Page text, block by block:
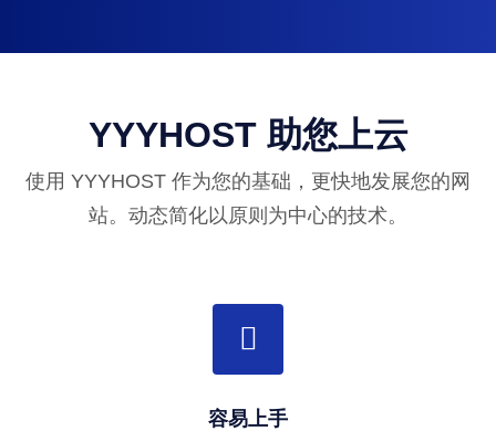
YYYHOST 助您上云
使用 YYYHOST 作为您的基础，更快地发展您的网
站。动态简化以原则为中心的技术。
容易上手